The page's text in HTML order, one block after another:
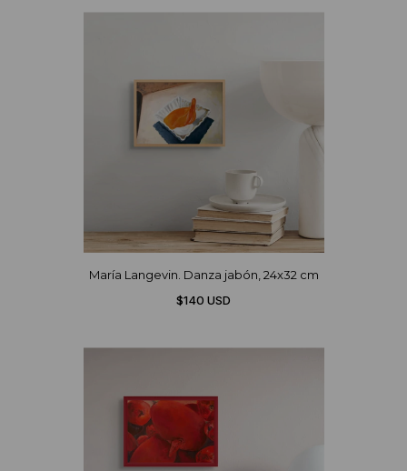
María Langevin. Danza jabón, 24x32 cm
$140 USD